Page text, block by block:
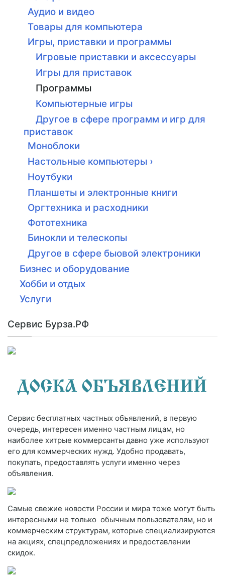
Аудио и видео
Товары для компьютера
Игры, приставки и программы
Игровые приставки и аксессуары
Игры для приставок
Программы
Компьютерные игры
Другое в сфере программ и игр для
приставок
Моноблоки
Настольные компьютеры ›
Ноутбуки
Планшеты и электронные книги
Оргтехника и расходники
Фототехника
Бинокли и телескопы
Другое в сфере быовой электроники
Бизнес и оборудование
Хобби и отдых
Услуги
Сервис Бурза.РФ
Сервис бесплатных частных объявлений, в первую
очередь, интересен именно частным лицам, но
наиболее хитрые коммерсанты давно уже используют
его для коммерческих нужд. Удобно продавать,
покупать, предоставлять услуги именно через
объявления.
Самые свежие новости России и мира тоже могут быть
интересными не только обычным пользователям, но и
коммерческим структурам, которые специализируются
на акциях, спецпредложениях и предоставлении
скидок.